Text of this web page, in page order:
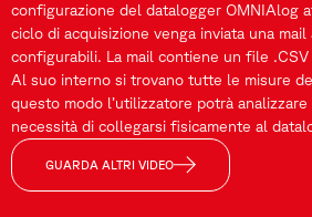
configurazione del datalogger OMNIAlog
ciclo di acquisizione venga inviata una mail
configurabili. La mail contiene un file
Al suo interno si trovano tutte le misure
questo modo l’utilizzatore potrà
necessità di collegarsi fisicamente al
GUARDA ALTRI VIDEO